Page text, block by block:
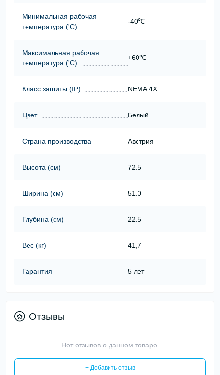
Минимальная рабочая
температура ('С)
-40℃
Максимальная рабочая
температура ('С)
+60℃
Класс защиты (ІР) NEMA 4X
Цвет Белый
Страна производства Австрия
Высота (cм) 72.5
Ширина (cм) 51.0
Глубина (cм) 22.5
Вес (кг) 41,7
Гарантия 5 лет
Отзывы
Нет отзывов о данном товаре.
+ Добавить отзыв